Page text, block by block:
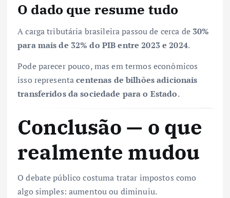
O dado que resume tudo
A carga tributária brasileira passou de cerca de 30%
para mais de 32% do PIB entre 2023 e 2024.
Pode parecer pouco, mas em termos econômicos
isso representacentenas de bilhões adicionais
transferidos da sociedade para o Estado.
Conclusão — o que
realmente mudou
O debate público costuma tratar impostos como
algo simples: aumentou ou diminuiu.